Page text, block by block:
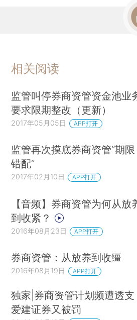
相关阅读
监管叫停券商资管资金池业
要求限期整改（更新）
2017年05月05日 APP打开
监管再次摸底券商资管“期限
错配”
2017年02月10日 APP打开
【音频】券商资管为何从放
到收紧？
2016年08月23日 APP打开
券商资管：从放养到收缰
2016年08月19日 APP打开
独家|券商资管计划频遭透支
爱建证券又被罚